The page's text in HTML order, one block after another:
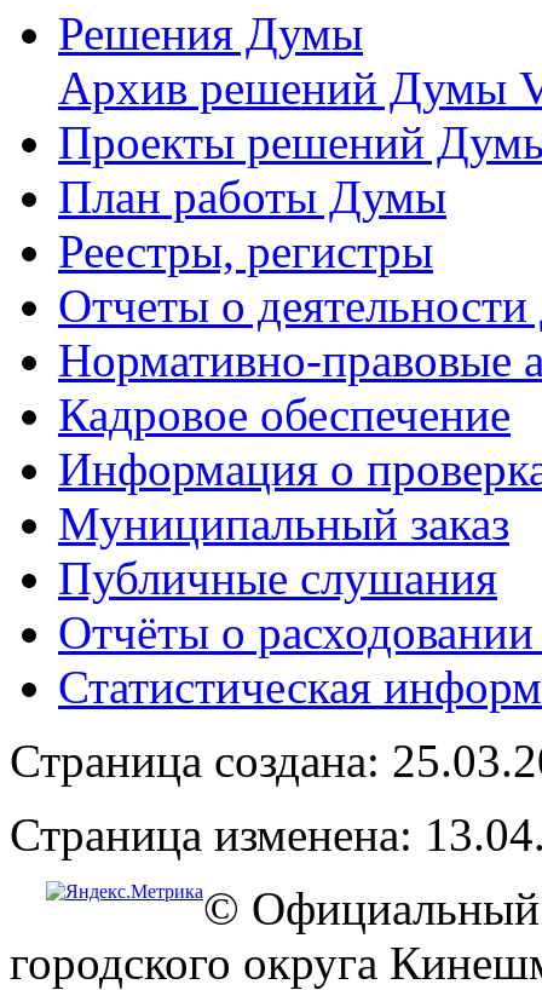
Решения Думы
Архив решений Думы
Проекты решений
План работы Думы
Реестры, регистры
Отчеты о
Нормативно-правовые
Кадровое обеспечение
Информация о
Муниципальный заказ
Публичные слушания
Отчёты о
Статистическая
Страница создана:
Страница изменена:
© Официальный
городского округа